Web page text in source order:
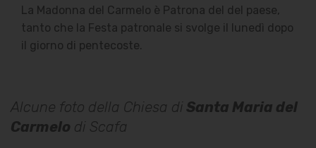
La Madonna del Carmelo è Patrona del del paese,
tanto che la Festa patronale si svolge il lunedì dopo
il giorno di pentecoste.
Alcune foto della Chiesa di Santa Maria del
Carmelo di Scafa